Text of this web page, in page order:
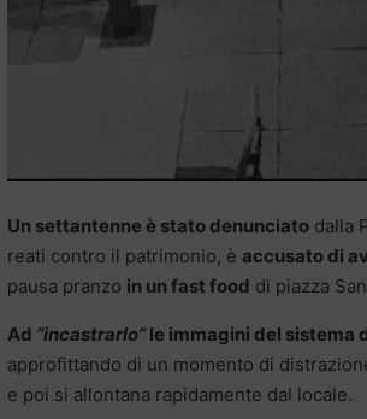
Un settantenne è stato denunciato dalla
reati contro il patrimonio, è accusato di
pausa pranzo in un fast food di piazza
Ad “incastrarlo”le immagini del sistema
approfittando di un momento di
e poi si allontana rapidamente dal locale.